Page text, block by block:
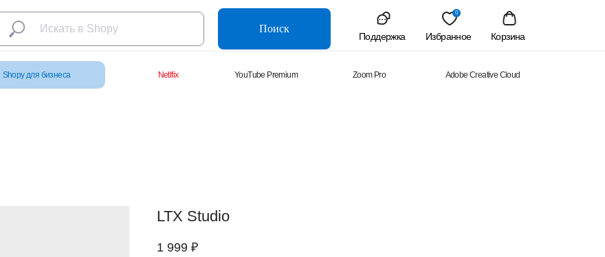
Корзина
Избранное
Поддержка
Поиск
0
Shopy для бизнеса Netlfix YouTube Premium Adobe Creative Cloud
Zoom Pro
LTX Studio
1 999 ₽